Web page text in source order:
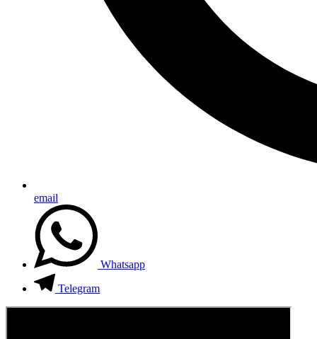
email
Whatsapp
Telegram